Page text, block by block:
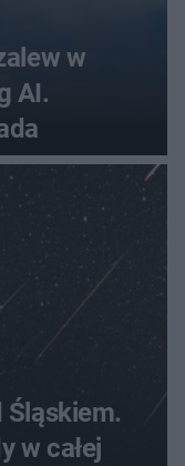
w
AI.
Śląskiem.
w całej